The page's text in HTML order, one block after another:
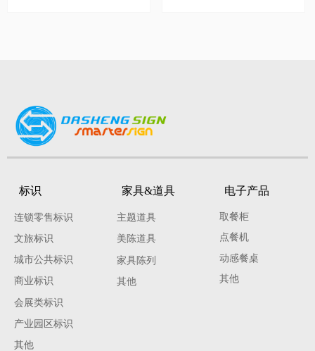
连锁零售标识
文旅标识
城市公共标识
商业标识
会展类标识
产业园区标识
其他
标识
主题道具
美陈道具
家具陈列
其他
家具&道具
取餐柜
点餐机
动感餐桌
其他
电子产品